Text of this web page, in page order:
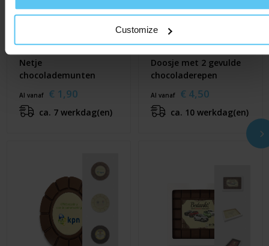
Customize
Netje
chocolademunten
Al vanaf € 1,90
ca. 7 werkdag(en)
Doosje met 2 gevulde
chocoladerepen
Al vanaf € 4,50
ca. 10 werkdag(en)